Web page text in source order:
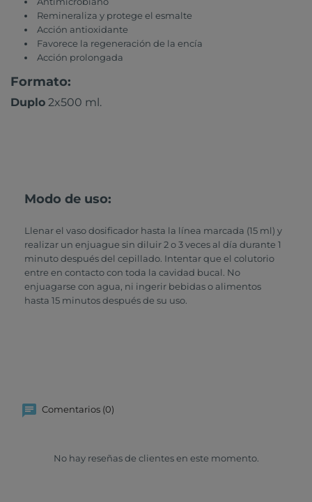
Remineraliza y protege el esmalte
Acción antioxidante
Favorece la regeneración de la encía
Acción prolongada
Formato:
Duplo 2x500 ml.
Modo de uso:
Llenar el vaso dosificador hasta la línea marcada (15 ml) y
realizar un enjuague sin diluir 2 o 3 veces al día durante 1
minuto después del cepillado. Intentar que el colutorio
entre en contacto con toda la cavidad bucal. No
enjuagarse con agua, ni ingerir bebidas o alimentos
hasta 15 minutos después de su uso.
Comentarios (0)
No hay reseñas de clientes en este momento.